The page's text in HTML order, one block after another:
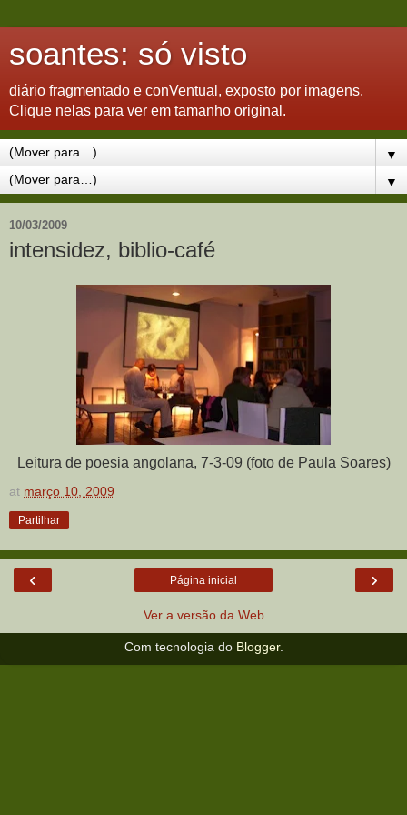
soantes: só visto
diário fragmentado e conVentual, exposto por imagens.
Clique nelas para ver em tamanho original.
▼
▼
10/03/2009
intensidez, biblio-café
Leitura de poesia angolana, 7-3-09 (foto de Paula Soares)
at março 10, 2009
Partilhar
‹ ›
Página inicial
Ver a versão da Web
Com tecnologia do Blogger.